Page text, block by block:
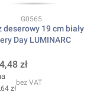
Kod produktu
G0565
deserowy 19 cm biały
Day LUMINARC
4,48 zł
zł
bez VAT